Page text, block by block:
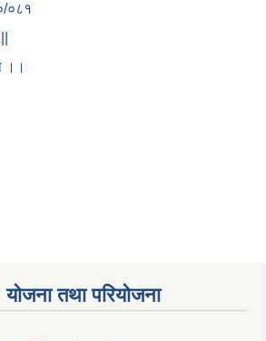
०८१
।।
योजना तथा परियोजना